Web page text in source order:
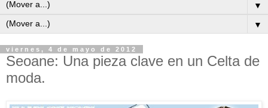
▼
▼
viernes, 4 de mayo de 2012
Seoane: Una pieza clave en un Celta de
moda.